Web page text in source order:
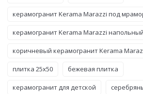
керамогранит Kerama Marazzi под
керамогранит Kerama Marazzi напольный
коричневый керамогранит Kerama
плитка 25x50 бежевая плитка
керамогранит для детской